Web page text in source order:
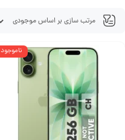
ناموجود